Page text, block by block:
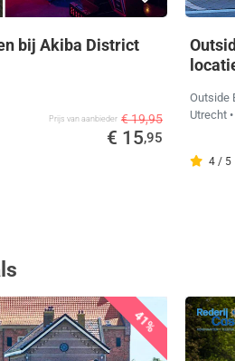
bij Akiba District
Prijs van aanbieder € 19,95
€ 15,95
Outside
Utrecht
4 / 5
41%